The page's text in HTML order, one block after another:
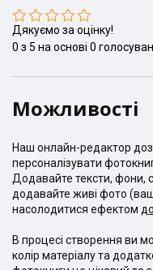
Дякуємо за оцінку!
0 з 5 на основі 0
Можливості
Наш онлайн-редактор
персоналізувати
Додавайте тексти, фони,
додавайте живі фото
насолодитися ефектом
В процесі створення ви
колір матеріалу та